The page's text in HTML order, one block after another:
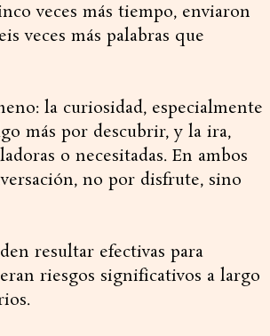
veces más tiempo, enviaron
veces más palabras que
la curiosidad, especialmente
más por descubrir, y la ira,
o necesitadas. En ambos
no por disfrute, sino
resultar efectivas para
riesgos significativos a largo